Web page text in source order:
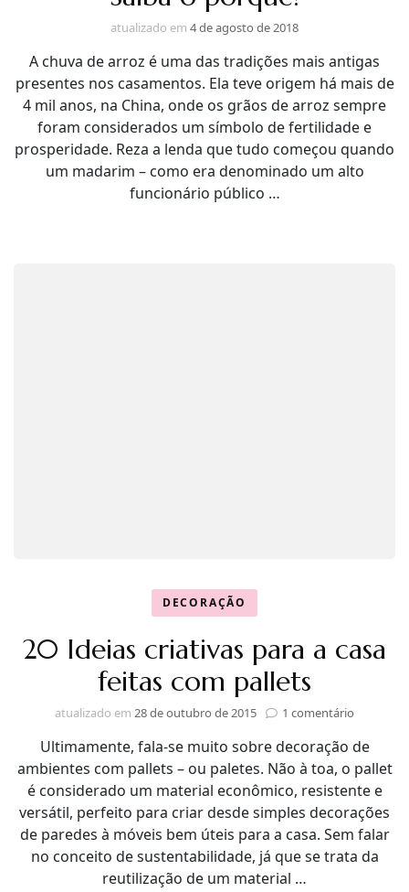
atualizado em 4 de agosto de 2018
A chuva de arroz é uma das tradições mais antigas
presentes nos casamentos. Ela teve origem há mais de
4 mil anos, na China, onde os grãos de arroz sempre
foram considerados um símbolo de fertilidade e
prosperidade. Reza a lenda que tudo começou quando
um madarim – como era denominado um alto
funcionário público …
DECORAÇÃO
20 Ideias criativas para a casa
feitas com pallets
atualizado em 28 de outubro de 2015 1 comentário
Ideias
criativas
para
casa
feitas
com
Ultimamente, fala-se muito sobre decoração de
ambientes com pallets – ou paletes. Não à toa, o pallet
é considerado um material econômico, resistente e
versátil, perfeito para criar desde simples decorações
de paredes à móveis bem úteis para a casa. Sem falar
no conceito de sustentabilidade, já que se trata da
reutilização de um material …